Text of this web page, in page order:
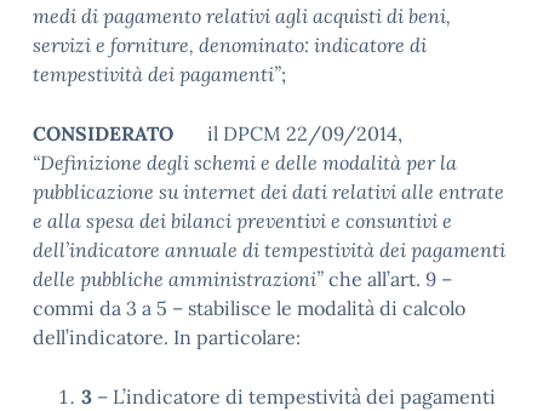
medi di pagamento relativi agli acquisti di beni,
servizi e forniture, denominato: indicatore di
tempestività dei pagamenti”;
CONSIDERATO il DPCM 22/09/2014,
“Definizione degli schemi e delle modalità per la
pubblicazione su internet dei dati relativi alle entrate
e alla spesa dei bilanci preventivi e consuntivi e
dell’indicatore annuale di tempestività dei pagamenti
delle pubbliche amministrazioni” che all’art. 9 –
commi da 3 a 5 – stabilisce le modalità di calcolo
dell’indicatore. In particolare:
3 – L’indicatore di tempestività dei pagamenti